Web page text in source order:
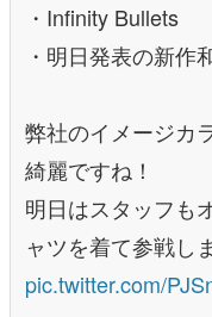
・Infinity Bullets
・明日発表の新作
弊社のイメージカ
綺麗ですね！
明日はスタッフも
ャツを着て参戦し
pic.twitter.com/